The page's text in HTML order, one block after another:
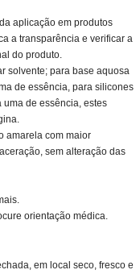
aplicação em produtos
a transparência e verificar a
do produto.
solvente; para base aquosa
de essência, para silicones
de essência, estes
amarela com maior
sem alteração das
orientação médica.
em local seco, fresco e